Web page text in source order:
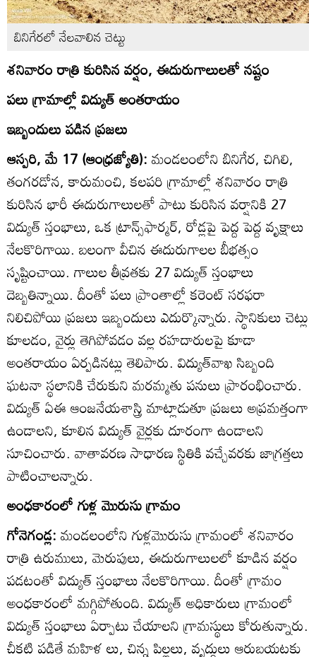
బినిగేరలో నేలవాలిన చెట్టు
శనివారం రాత్రి కురిసిన వర్షం, ఈదురుగాలులతో నష్టం
పలు గ్రామాల్లో విద్యుత్‌ అంతరాయం
ఇబ్బందులు పడిన ప్రజలు
ఆస్పరి, మే 17 (ఆంధ్రజ్యోతి):మండలంలోని బినిగేర, చిగిలి,
తంగరడోన, కారుమంచి, కలపరి గ్రామాల్లో శనివారం రాత్రి
కురిసిన భారీ ఈదురుగాలులతో పాటు కురిసిన వర్షానికి 27
విద్యుత్‌ స్తంభాలు, ఒక ట్రాన్స్‌ఫార్మర్‌, రోడ్లపై పెద్ద పెద్ద వృక్షాలు
నేలకొరిగాయి. బలంగా వీచిన ఈదురుగాలల బీభత్సం
సృష్టించాయి. గాలుల తీవ్రతకు 27 విద్యుత్‌ స్తంభాలు
దెబ్బతిన్నాయి. దీంతో పలు ప్రాంతాల్లో కరెంట్‌ సరఫరా
నిలిచిపోయి ప్రజలు ఇబ్బందులు ఎదుర్కొన్నారు. స్థానికులు చెట్లు
కూలడం, వైర్లు తెగిపోవడం వల్ల రహదారులపై కూడా
అంతరాయం ఏర్పడినట్లు తెలిపారు. విద్యుత్‌వాఖ సిబ్బంది
ఘటనా స్థలానికి చేరుకుని మరమ్మతు పనులు ప్రారంభించారు.
విద్యుత్‌ ఏఈ ఆంజనేయశాస్త్రి మాట్లాడుతూ ప్రజలు అప్రమత్తంగా
ఉండాలని, కూలిన విద్యుత్‌ వైర్లకు దూరంగా ఉండాలని
సూచించారు. వాతావరణ సాధారణ స్థితికి వచ్చేవరకు జాగ్రత్తలు
పాటించాలన్నారు.
అంధకారంలో గుళ్ల మొరుసు గ్రామం
గోనెగండ్ల:మండలంలోని గుళ్లమొరుసు గ్రామంలో శనివారం
రాత్రి ఉరుములు, మెరుపులు, ఈదురుగాలులలో కూడిన వర్షం
పడటంతో విద్యుత్‌ స్తంభాలు నేలకొరిగాయి. దీంతో గ్రామం
అంధకారంలో మగ్గిపోతుంది. విద్యుత్‌ అధికారులు గ్రామంలో
విద్యుత్‌ స్తంభాలు ఏర్పాటు చేయాలని గ్రామస్థులు కోరుతున్నారు.
చీకటి పడితే మహిళ లు, చిన్న పిల్లలు, వృద్ధులు ఆరుబయటకు